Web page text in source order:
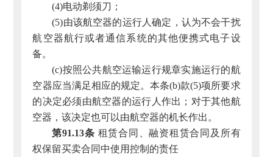
(4)电动剃须刀；
(5)由该航空器的运行人确定，认为不会干扰
航空器航行或者通信系统的其他便携式电子设
备。
(c)按照公共航空运输运行规章实施运行的航
空器应当满足相应的规定。本条(b)款(5)项所要求
的决定必须由航空器的运行人作出；对于其他航
空器，该决定也可以由航空器的机长作出。
第91.13条 租赁合同、融资租赁合同及所有
权保留买卖合同中使用控制的责任